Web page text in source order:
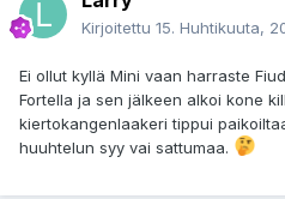
Kirjoitettu 15. Huhtikuuta,
Ei ollut kyllä Mini vaan harraste
Fortella ja sen jälkeen alkoi kone
kiertokangenlaakeri tippui
huuhtelun syy vai sattumaa.